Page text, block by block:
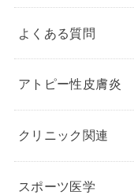
よくある質問
アトピー性皮膚炎
クリニック関連
スポーツ医学